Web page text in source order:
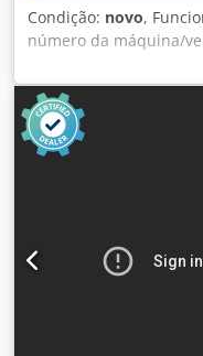
Condição: novo,
número da máquina/
pressão (máx.):13
refrigeração:
disponível,
refrigeração
mercado – garantem
você. Oferecemos o